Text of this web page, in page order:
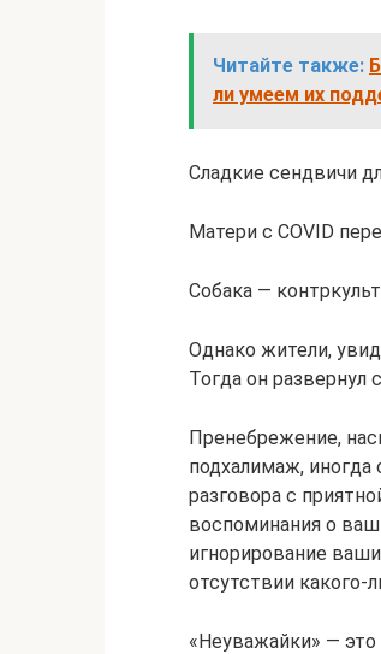
Читайте также:
ли умеем их
Сладкие сендвичи
Матери с COVID
Собака —
Однако жители,
Тогда он развернул
Пренебрежение,
подхалимаж,
разговора с
воспоминания о
игнорирование
отсутствии какого-
«Неуважайки» —